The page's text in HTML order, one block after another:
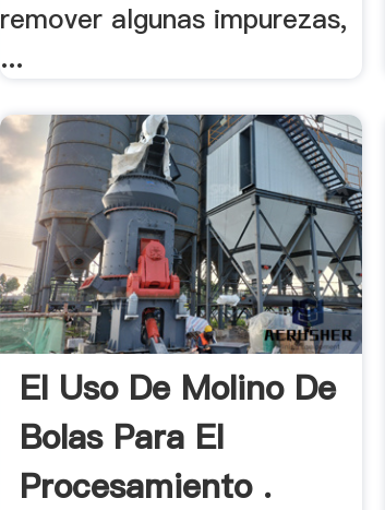
remover algunas impurezas,
...
El Uso De Molino De
Bolas Para El
Procesamiento .